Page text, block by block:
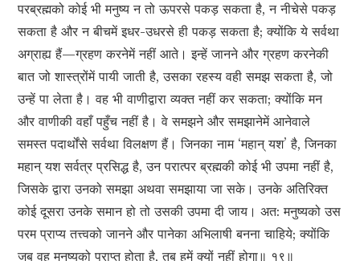
परब्रह्मको कोई भी मनुष्य न तो ऊपरसे पकड़ सकता है, न नीचेसे पकड़
सकता है और न बीचमें इधर-उधरसे ही पकड़ सकता है; क्योंकि ये सर्वथा
अग्राह्य हैं—ग्रहण करनेमें नहीं आते। इन्हें जानने और ग्रहण करनेकी
बात जो शास्त्रोंमें पायी जाती है, उसका रहस्य वही समझ सकता है, जो
उन्हें पा लेता है। वह भी वाणीद्वारा व्यक्त नहीं कर सकता; क्योंकि मन
और वाणीकी वहाँ पहुँच नहीं है। वे समझने और समझानेमें आनेवाले
समस्त पदार्थोंसे सर्वथा विलक्षण हैं। जिनका नाम ‘महान् यश’ है, जिनका
महान् यश सर्वत्र प्रसिद्ध है, उन परात्पर ब्रह्मकी कोई भी उपमा नहीं है,
जिसके द्वारा उनको समझा अथवा समझाया जा सके। उनके अतिरिक्त
कोई दूसरा उनके समान हो तो उसकी उपमा दी जाय। अत: मनुष्यको उस
परम प्राप्य तत्त्वको जानने और पानेका अभिलाषी बनना चाहिये; क्योंकि
जब वह मनुष्यको प्राप्त होता है, तब हमें क्यों नहीं होगा॥ १९॥